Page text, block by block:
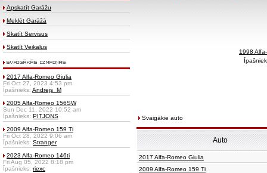
Apskatīt Garāžu
Meklēt Garāžā
Skatīt Servisus
Skatīt Veikalus
2017 Alfa-Romeo Giulia
Fri Oct 27, 2023 4:53 pm
Īpašnieks: Andrejs_M
2005 Alfa-Romeo 156SW
Sun Dec 11, 2022 10:52 am
Īpašnieks: PITJONS
2009 Alfa-Romeo 159 Ti
Fri Oct 28, 2022 9:06 am
Īpašnieks: Stranger
2023 Alfa-Romeo 146ti
Fri Aug 05, 2022 8:18 pm
Īpašnieks: riexc
1998
Svaigākie auto
Auto
2017 Alfa-Romeo Giulia
2009 Alfa-Romeo 159 Ti